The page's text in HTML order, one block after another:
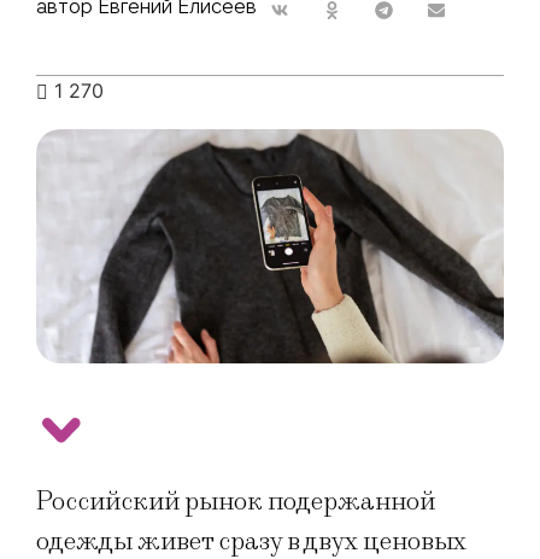
автор Евгений Елисеев
1 270
Российский рынок подержанной
одежды живет сразу в двух ценовых